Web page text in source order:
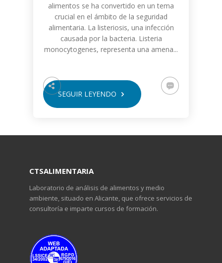
alimentos se ha convertido en un tema
crucial en el ámbito de la seguridad
alimentaria. La listeriosis, una infección
causada por la bacteria. Listeria
monocytogenes, representa una amena...
SEGUIR LEYENDO
CTSALIMENTARIA
Laboratorio de análisis de alimentos y medio
ambiente, situado en Alicante, que ofrece servicios de
consultoría e imparte cursos de formación.